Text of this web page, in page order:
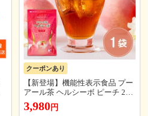
クーポンあり
【新登場】機能性表示食品 プー
アール茶 ヘルシーボ ピーチ 20
個入 ( エラグ酸 肥満気味の方 体
重 ウエスト 体脂肪 血中中性脂
3,980円